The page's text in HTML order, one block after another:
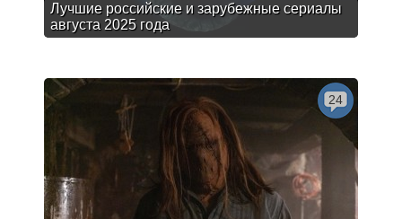
Лучшие российские и зарубежные сериалы
августа 2025 года
24